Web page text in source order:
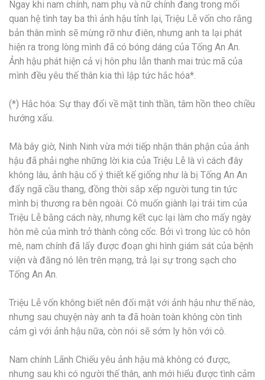
Ngay khi nam chính, nam phụ và nữ chính đang trong mối
quan hệ tình tay ba thì ảnh hậu tỉnh lại, Triệu Lễ vốn cho rằng
bản thân mình sẽ mừng rỡ như điên, nhưng anh ta lại phát
hiện ra trong lòng mình đã có bóng dáng của Tống An An.
Ảnh hậu phát hiện cả vị hôn phu lẫn thanh mai trúc mã của
mình đều yêu thế thân kia thì lập tức hắc hóa*.
(*) Hắc hóa: Sự thay đổi về mặt tinh thần, tâm hồn theo chiều
hướng xấu.
Mà bây giờ, Ninh Ninh vừa mới tiếp nhận thân phận của ảnh
hậu đã phải nghe những lời kia của Triệu Lễ là vì cách đây
không lâu, ảnh hậu cố ý thiết kế giống như là bị Tống An An
đẩy ngã cầu thang, đồng thời sắp xếp người tung tin tức
mình bị thương ra bên ngoài. Cô muốn giành lại trái tim của
Triệu Lễ bằng cách này, nhưng kết cục lại làm cho mấy ngày
hôn mê của mình trở thành công cốc. Bởi vì trong lúc cô hôn
mê, nam chính đã lấy được đoạn ghi hình giám sát của bệnh
viện và đăng nó lên trên mạng, trả lại sự trong sạch cho
Tống An An.
Triệu Lễ vốn không biết nên đối mặt với ảnh hậu như thế nào,
nhưng sau chuyện này anh ta đã hoàn toàn không còn tình
cảm gì với ảnh hậu nữa, còn nói sẽ sớm ly hôn với cô.
Nam chính Lãnh Chiếu yêu ảnh hậu mà không có được,
nhưng sau khi có người thế thân, anh mới hiểu được tình cảm